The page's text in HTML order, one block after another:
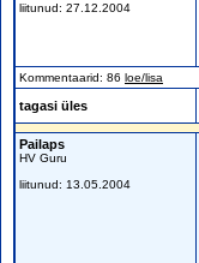
liitunud: 27.12.2004
Kommentaarid: 86 loe/lisa
tagasi üles
Pailaps
HV Guru
liitunud: 13.05.2004